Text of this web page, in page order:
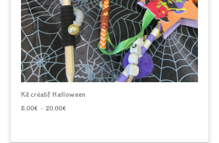
Kit créatif Halloween
5,00€ – 20,00€Plage
5,00€